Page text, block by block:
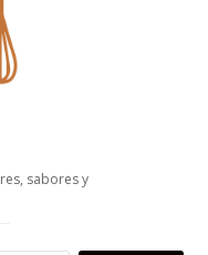
sabores y